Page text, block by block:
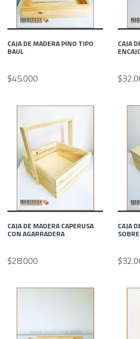
CAJA DE MADERA PINO TIPO
BAUL
$45.000
CAJA
CAJA DE MADERA CAPERUSA
CON AGARRADERA
$28.000
CAJA